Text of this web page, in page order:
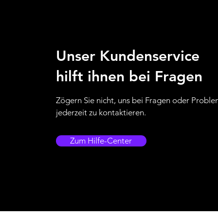
Unser Kundenservice
hilft ihnen bei Fragen
Zögern Sie nicht, uns bei Fragen oder
jederzeit zu kontaktieren.
Zum Hilfe-Center